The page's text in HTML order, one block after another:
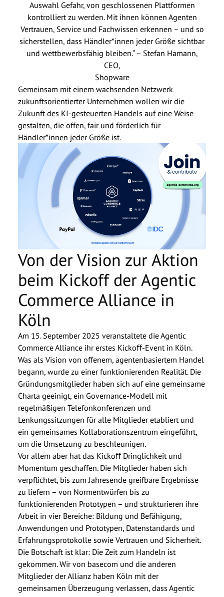
Auswahl Gefahr, von geschlossenen Plattformen
kontrolliert zu werden. Mit ihnen können Agenten
Vertrauen, Service und Fachwissen erkennen – und so
sicherstellen, dass Händler*innen jeder Größe sichtbar
und wettbewerbsfähig bleiben.“ – Stefan Hamann,
CEO,
Shopware
Gemeinsam mit einem wachsenden Netzwerk
zukunftsorientierter Unternehmen wollen wir die
Zukunft des KI-gesteuerten Handels auf eine Weise
gestalten, die offen, fair und förderlich für
Händler*innen jeder Größe ist.
Von der Vision zur Aktion
beim Kickoff der Agentic
Commerce Alliance in
Köln
Am 15. September 2025 veranstaltete die Agentic
Commerce Alliance ihr erstes Kickoﬀ-Event in Köln.
Was als Vision von offenem, agentenbasiertem Handel
begann, wurde zu einer funktionierenden Realität. Die
Gründungsmitglieder haben sich auf eine gemeinsame
Charta geeinigt, ein Governance-Modell mit
regelmäßigen Telefonkonferenzen und
Lenkungssitzungen für alle Mitglieder etabliert und
ein gemeinsames Kollaborationszentrum eingeführt,
um die Umsetzung zu beschleunigen.
Vor allem aber hat das Kickoﬀ Dringlichkeit und
Momentum geschaffen. Die Mitglieder haben sich
verpflichtet, bis zum Jahresende greifbare Ergebnisse
zu liefern – von Normentwürfen bis zu
funktionierenden Prototypen – und strukturieren ihre
Arbeit in vier Bereiche: Bildung und Befähigung,
Anwendungen und Prototypen, Datenstandards und
Erfahrungsprotokolle sowie Vertrauen und Sicherheit.
Die Botschaft ist klar: Die Zeit zum Handeln ist
gekommen. Wir von basecom und die anderen
Mitglieder der Allianz haben Köln mit der
gemeinsamen Überzeugung verlassen, dass Agentic